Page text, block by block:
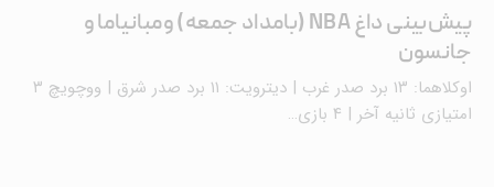
پیش‌بینی داغ NBA (بامداد جمعه) ومبانیاما و
جانسون
اوکلاهما: ۱۳ برد صدر غرب | دیترویت: ۱۱ برد صدر شرق | ووچویچ ۳
امتیازی ثانیه آخر | ۴ بازی…